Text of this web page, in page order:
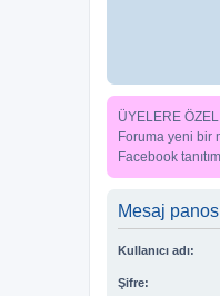
ÜYELERE
Foruma yeni bir
Facebook
Mesaj
Kullanıcı adı:
Şifre: